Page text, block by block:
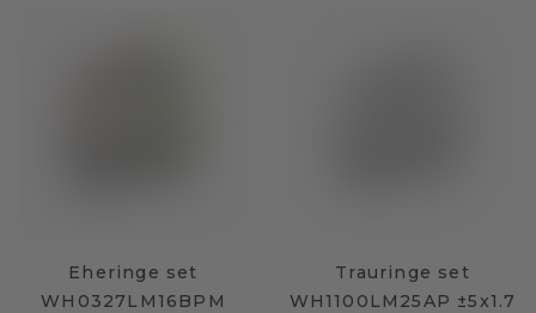
Eheringe set
WH0327LM16BPM
Trauringe set
WH1100LM25AP ±5x1.7